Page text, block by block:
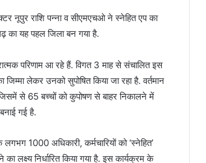
नूपुर राशि पन्ना व सीएमएचओ ने स्नेहित एप का
का यह पहल जिला बन गया है.
परिणाम आ रहे हैं. विगत 3 माह से संचालित इस
जिम्मा लेकर उनको सुपोषित किया जा रहा है. वर्तमान
से 65 बच्चों को कुपोषण से बाहर निकालने में
गई है.
1000 अधिकारी, कर्मचारियों को ‘स्नेहित’
लक्ष्य निर्धारित किया गया है. इस कार्यक्रम के